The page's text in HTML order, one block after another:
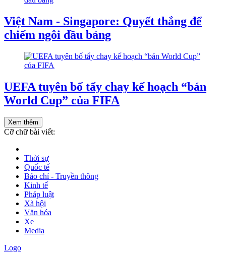
Việt Nam - Singapore: Quyết thắng để
chiếm ngôi đầu bảng
UEFA tuyên bố tẩy chay kế hoạch “bán
World Cup” của FIFA
Xem thêm
Cỡ chữ bài viết:
Thời sự
Quốc tế
Báo chí - Truyền thông
Kinh tế
Pháp luật
Xã hội
Văn hóa
Xe
Media
Logo